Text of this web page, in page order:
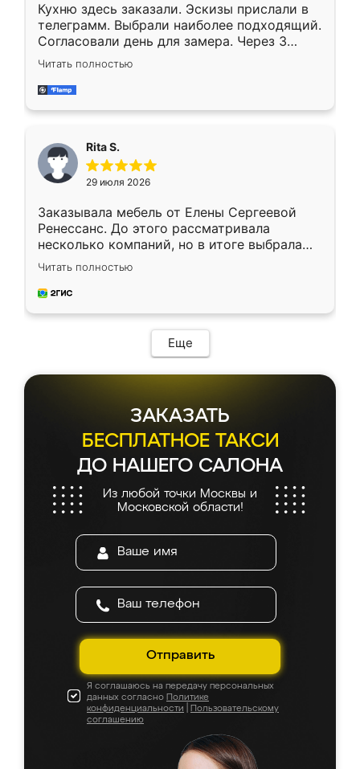
Кухню здесь заказали. Эскизы прислали в
телеграмм. Выбрали наиболее подходящий.
Согласовали день для замера. Через 3
недели кухня была уже готова. Остались
довольны работой. Спасибо Ренессанс
мебель за качественную работу!
Читать полностью
Rita S.
29 июля 2026
Заказывала мебель от Елены Сергеевой
Ренессанс. До этого рассматривала
несколько компаний, но в итоге выбрала
эту. Сначала обговорили условия, потом
приехал замерщик, всё спокойно объяснил
и снял размеры. Изготовили в срок, с
мебель сразу встала на свое место без
каких-либо доработок. Качеством осталась
довольна, все выглядит так, как и ожидала.
Читать полностью
Еще
ЗАКАЗАТЬ
БЕСПЛАТНОЕ ТАКСИ
ДО НАШЕГО САЛОНА
Из любой точки Москвы и
Московской области!
Отправить
Я соглашаюсь на передачу персональных
данных согласно Политике
конфиденциальности
Пользовательскому
соглашению